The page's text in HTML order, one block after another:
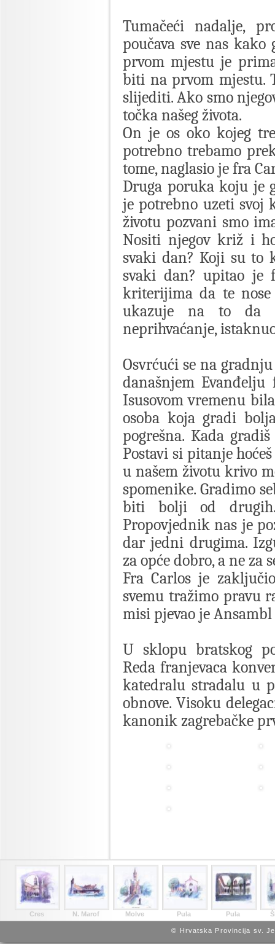
Tumačeći nadalje,
poučava sve nas
prvom mjestu je
biti na prvom mjestu.
slijediti. Ako smo
točka našeg života.
On je os oko kojeg
potrebno trebamo
tome, naglasio je fra
Druga poruka koju je
je potrebno uzeti svoj
životu pozvani smo
Nositi njegov križ i
svaki dan? Koji su to
svaki dan? upitao je
kriterijima da te
ukazuje na to da
neprihvaćanje,
Osvrćući se na
današnjem
Isusovom vremenu
osoba koja gradi
pogrešna. Kada
Postavi si pitanje
u našem životu krivo
spomenike. Gradimo
biti bolji od
Propovjednik nas je
dar jedni drugima.
za opće dobro, a ne za
Fra Carlos je
svemu tražimo pravu
misi pjevao je Ansambl
U sklopu bratskog
Reda franjevaca
katedralu stradalu u
obnove. Visoku
kanonik zagrebačke
Cres N. Marof Molve Pula Pula
© Hrvatska Provincija sv.